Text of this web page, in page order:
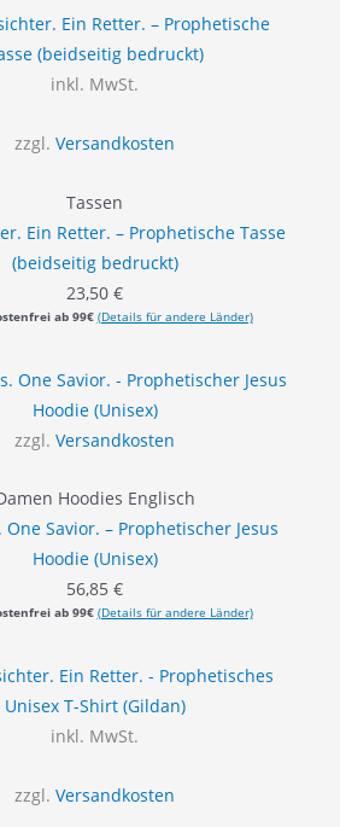
inkl. MwSt.
zzgl.Versandkosten
Tassen
Ein Retter. – Prophetische Tasse
(beidseitig bedruckt)
23,50€
ab 99€ (Details für andere Länder)
zzgl.Versandkosten
Hoodies Englisch
One Savior. – Prophetischer Jesus
Hoodie (Unisex)
56,85€
ab 99€ (Details für andere Länder)
inkl. MwSt.
zzgl.Versandkosten